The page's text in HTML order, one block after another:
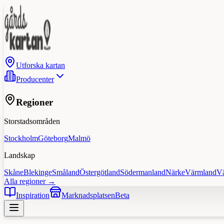
Utforska kartan
Producenter
Regioner
Storstadsområden
StockholmGöteborgMalmö
Landskap
SkåneBlekingeSmålandÖstergötlandSödermanlandNärkeVärmland
Alla regioner →
Inspiration
MarknadsplatsenBeta